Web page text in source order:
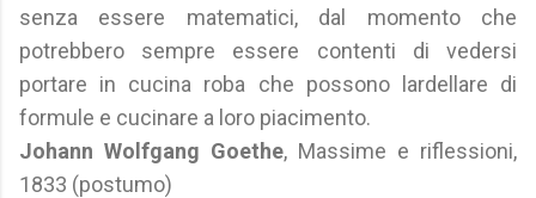
senza essere matematici, dal momento che
potrebbero sempre essere contenti di vedersi
portare in cucina roba che possono lardellare di
formule e cucinare a loro piacimento.
Johann Wolfgang Goethe, Massime e riflessioni,
1833 (postumo)